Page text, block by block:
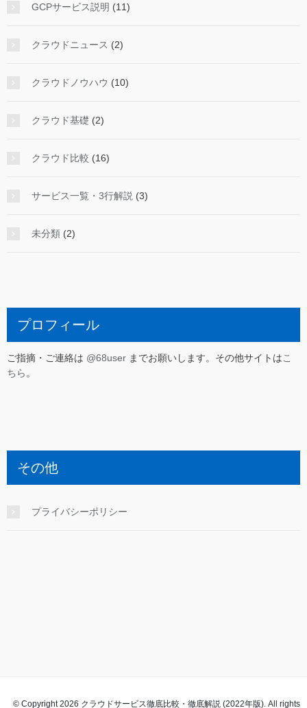
GCPサービス説明 (11)
クラウドニュース (2)
クラウドノウハウ (10)
クラウド基礎 (2)
クラウド比較 (16)
サービス一覧・3行解説 (3)
未分類 (2)
プロフィール
ご指摘・ご連絡は @68user までお願いします。その他サイトはこ
ちら。
その他
プライバシーポリシー
© Copyright 2026 クラウドサービス徹底比較・徹底解説 (2022年版). All rights